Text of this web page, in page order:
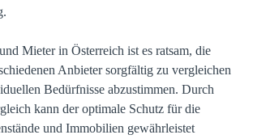
Mieter in Österreich ist es ratsam, die
Anbieter sorgfältig zu vergleichen
Bedürfnisse abzustimmen. Durch
kann der optimale Schutz für die
und Immobilien gewährleistet